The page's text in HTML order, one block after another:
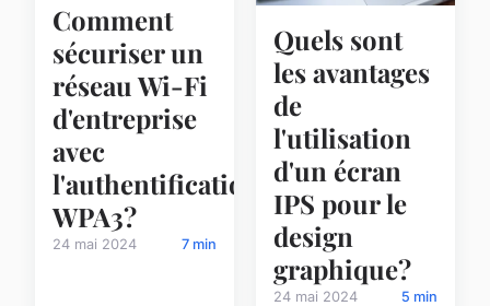
Comment
sécuriser un
réseau Wi-Fi
d'entreprise
avec
l'authentification
WPA3?
24 mai 2024 7 min
Quels sont
les avantages
de
l'utilisation
d'un écran
IPS pour le
design
graphique?
24 mai 2024 5 min